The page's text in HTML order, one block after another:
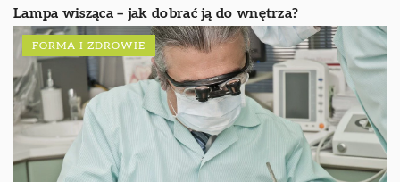
Lampa wisząca – jak dobrać ją do wnętrza?
FORMA I ZDROWIE